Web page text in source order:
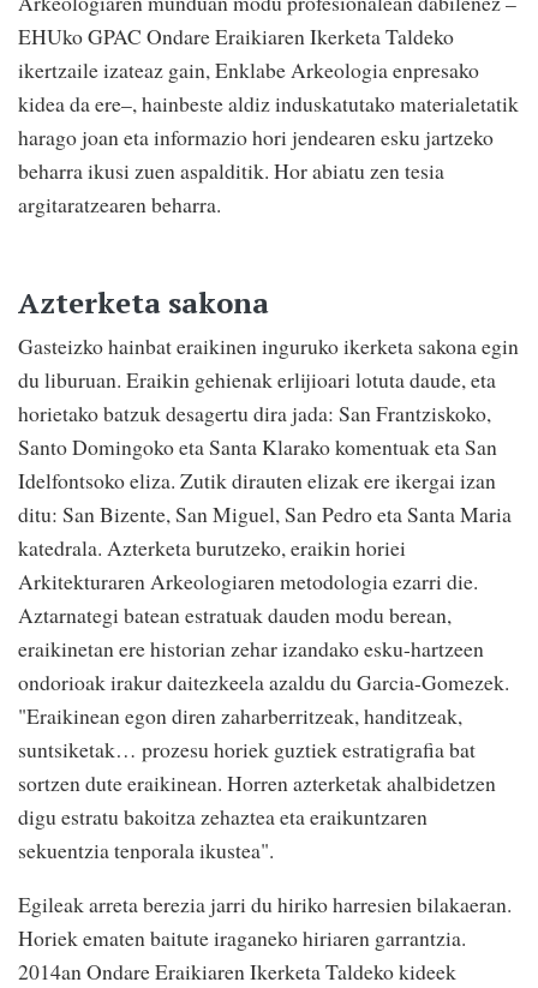
EHUko GPAC Ondare Eraikiaren Ikerketa Taldeko
ikertzaile izateaz gain, Enklabe Arkeologia enpresako
kidea da ere–, hainbeste aldiz induskatutako materialetatik
harago joan eta informazio hori jendearen esku jartzeko
beharra ikusi zuen aspalditik. Hor abiatu zen tesia
argitaratzearen beharra.
Azterketa sakona
Gasteizko hainbat eraikinen inguruko ikerketa sakona egin
du liburuan. Eraikin gehienak erlijioari lotuta daude, eta
horietako batzuk desagertu dira jada: San Frantziskoko,
Santo Domingoko eta Santa Klarako komentuak eta San
Idelfontsoko eliza. Zutik dirauten elizak ere ikergai izan
ditu: San Bizente, San Miguel, San Pedro eta Santa Maria
katedrala. Azterketa burutzeko, eraikin horiei
Arkitekturaren Arkeologiaren metodologia ezarri die.
Aztarnategi batean estratuak dauden modu berean,
eraikinetan ere historian zehar izandako esku-hartzeen
ondorioak irakur daitezkeela azaldu du Garcia-Gomezek.
"Eraikinean egon diren zaharberritzeak, handitzeak,
suntsiketak… prozesu horiek guztiek estratigrafia bat
sortzen dute eraikinean. Horren azterketak ahalbidetzen
digu estratu bakoitza zehaztea eta eraikuntzaren
sekuentzia tenporala ikustea".
Egileak arreta berezia jarri du hiriko harresien bilakaeran.
Horiek ematen baitute iraganeko hiriaren garrantzia.
2014an Ondare Eraikiaren Ikerketa Taldeko kideek